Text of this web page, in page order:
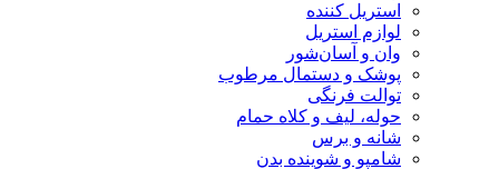
استریل کننده
لوازم استریل
وان و آسان‌شور
پوشک و دستمال مرطوب
توالت فرنگی
حوله، لیف و کلاه حمام
شانه و برس
شامپو و شوینده بدن